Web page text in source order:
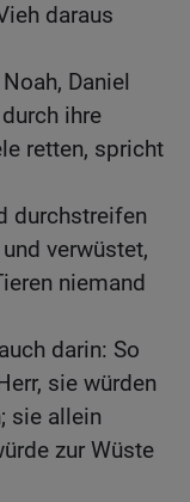
daraus
Daniel
ihre
retten, spricht
durchstreifen
verwüstet,
niemand
darin: So
sie würden
sie allein
zur Wüste